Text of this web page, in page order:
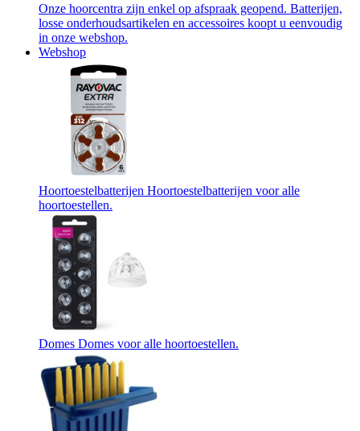
Onze hoorcentra zijn enkel op afspraak geopend. Batterijen,
losse onderhoudsartikelen en accessoires koopt u eenvoudig
in onze webshop.
Webshop
Hoortoestelbatterijen Hoortoestelbatterijen voor alle
hoortoestellen.
Domes Domes voor alle hoortoestellen.